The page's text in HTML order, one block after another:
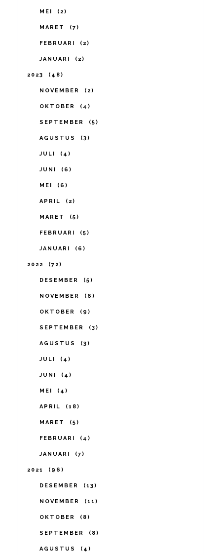
MEI 2
MARET 7
FEBRUARI 2
JANUARI 2
2023 48
NOVEMBER 2
OKTOBER 4
SEPTEMBER 5
AGUSTUS 3
JULI 4
JUNI 6
MEI 6
APRIL 2
MARET 5
FEBRUARI 5
JANUARI 6
2022 72
DESEMBER 5
NOVEMBER 6
OKTOBER 9
SEPTEMBER 3
AGUSTUS 3
JULI 4
JUNI 4
MEI 4
APRIL 18
MARET 5
FEBRUARI 4
JANUARI 7
2021 96
DESEMBER 13
NOVEMBER 11
OKTOBER 8
SEPTEMBER 8
AGUSTUS 4